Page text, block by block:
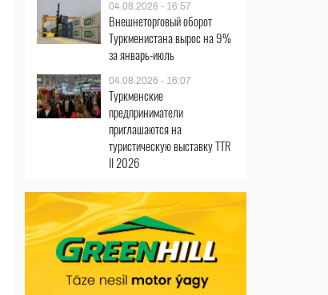
04.08.2026 - 16:57
Внешнеторговый оборот
Туркменистана вырос на 9%
за январь-июль
04.08.2026 - 16:07
Туркменские
предприниматели
приглашаются на
туристическую выставку TTR
II 2026